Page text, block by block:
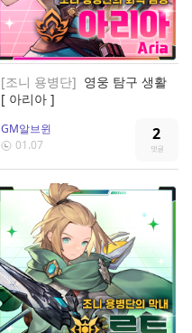
[조니 용병단] 영웅 탐구 생활
[ 아리아 ]
2
GM알브윈
01.07